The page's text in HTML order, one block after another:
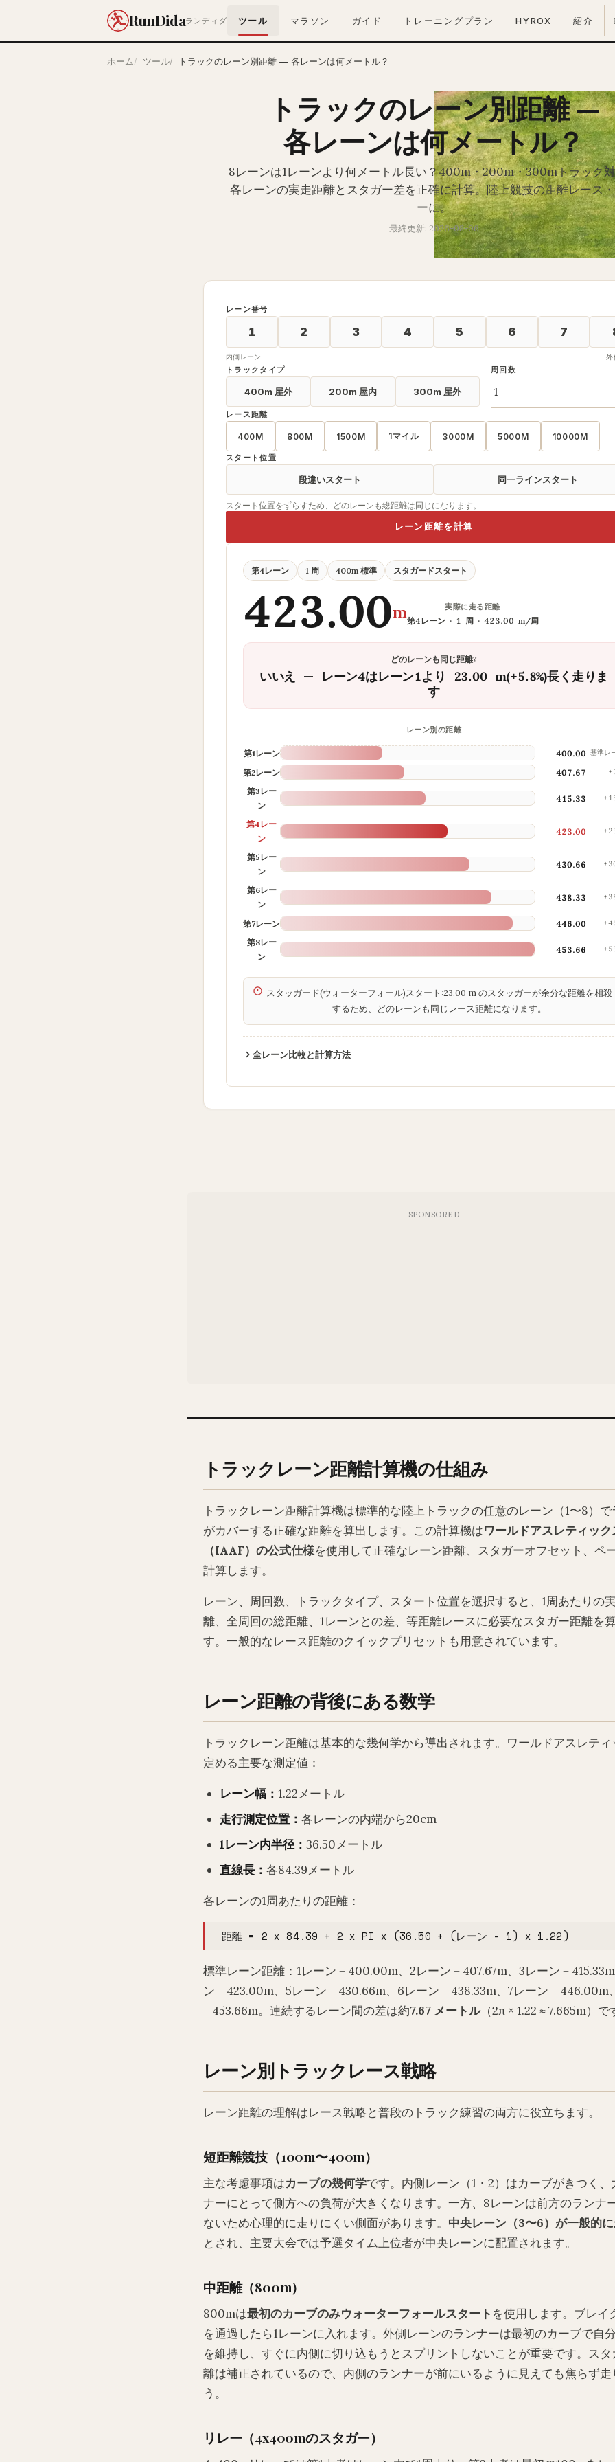
RunDidaランディダ ツール マラソン ガイド トレーニングプラン HYROX 紹介
ホーム ツール トラックのレーン別距離 — 各レーンは何メートル？
トラックのレーン別距離 —
各レーンは何メートル？
8レーンは1レーンより何メートル長い？400m・200m・300mトラック
各レーンの実走距離とスタガー差を正確に計算。陸上競技の距離レース
ーに。
最終更新: 2026-08-06
レーン番号
1 2 3 4 5 6 7
内側レーン 外
トラックタイプ
400m 屋外 200m 屋内 300m 屋外
周回数
レース距離
400M 800M 1500M 1マイル 3000M 5000M 10000M
スタート位置
段違いスタート 同一ラインスタート
スタート位置をずらすため、どのレーンも総距離は同じになります。
レーン距離を計算
第4レーン 1 周 400m 標準 スタガードスタート
423.00m 実際に走る距離
第4レーン · 1 周 · 423.00 m/周
どのレーンも同じ距離?
いいえ — レーン4はレーン1より 23.00 m(+5.8%)長く走りま
す
レーン別の距離
第1レーン 400.00 基準レ
第2レーン 407.67
第3レー
ン
415.33
第4レー
ン
423.00
第5レー
ン
430.66
第6レー
ン
438.33
第7レーン 446.00
第8レー
ン
453.66
スタッガード(ウォーターフォール)スタート:23.00 m のスタッガーが余分な距離を相殺
するため、どのレーンも同じレース距離になります。
全レーン比較と計算方法
トラックレーン距離計算機の仕組み
トラックレーン距離計算機は標準的な陸上トラックの任意のレーン（1〜8）
がカバーする正確な距離を算出します。この計算機はワールドアスレティック
（IAAF）の公式仕様を使用して正確なレーン距離、スタガーオフセット、ペ
計算します。
レーン、周回数、トラックタイプ、スタート位置を選択すると、1周あたりの
離、全周回の総距離、1レーンとの差、等距離レースに必要なスタガー距離を
す。一般的なレース距離のクイックプリセットも用意されています。
レーン距離の背後にある数学
トラックレーン距離は基本的な幾何学から導出されます。ワールドアスレテ
定める主要な測定値：
レーン幅： 1.22メートル
走行測定位置： 各レーンの内端から20cm
1レーン内半径： 36.50メートル
直線長： 各84.39メートル
各レーンの1周あたりの距離：
距離 = 2 x 84.39 + 2 x PI x (36.50 + (レーン - 1) x 1.22)
標準レーン距離：1レーン = 400.00m、2レーン = 407.67m、3レーン =
ン = 423.00m、5レーン = 430.66m、6レーン = 438.33m、7レーン = 446.00m
= 453.66m。連続するレーン間の差は約7.67 メートル（2π × 1.22 ≈ 7.665m）で
レーン別トラックレース戦略
レーン距離の理解はレース戦略と普段のトラック練習の両方に役立ちます。
短距離競技（100m〜400m）
主な考慮事項はカーブの幾何学です。内側レーン（1・2）はカーブがきつく、
ナーにとって側方への負荷が大きくなります。一方、8レーンは前方のランナ
ないため心理的に走りにくい側面があります。 中央レーン（3〜6）が一般的
とされ、主要大会では予選タイム上位者が中央レーンに配置されます。
中距離（800m）
800mは最初のカーブのみウォーターフォールスタート を使用します。ブレイ
を通過したら1レーンに入れます。外側レーンのランナーは最初のカーブで自
を維持し、すぐに内側に切り込もうとスプリントしないことが重要です。ス
離は補正されているので、内側のランナーが前にいるように見えても焦らず
う。
リレー（4x400mのスタガー）